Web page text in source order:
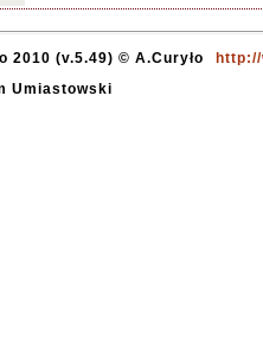
2010 (v.5.49) © A.Curyło
Umiastowski